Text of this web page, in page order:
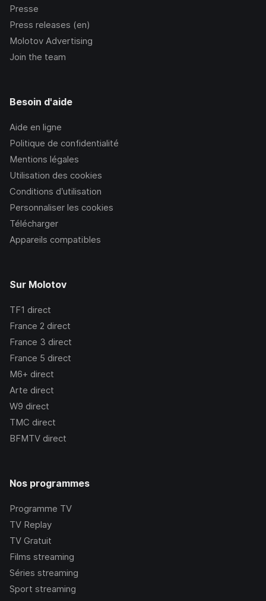
Presse
Press releases (en)
Molotov Advertising
Join the team
Besoin d'aide
Aide en ligne
Politique de confidentialité
Mentions légales
Utilisation des cookies
Conditions d’utilisation
Personnaliser les cookies
Télécharger
Appareils compatibles
Sur Molotov
TF1 direct
France 2 direct
France 3 direct
France 5 direct
M6+ direct
Arte direct
W9 direct
TMC direct
BFMTV direct
Nos programmes
Programme TV
TV Replay
TV Gratuit
Films streaming
Séries streaming
Sport streaming